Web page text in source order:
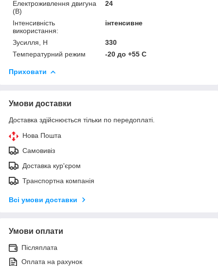
Електроживлення двигуна
(В)
24
Інтенсивність
використання:
інтенсивне
Зусилля, Н
330
Температурний режим
-20 до +55 С
Приховати
Умови доставки
Доставка здійснюється тільки по передоплаті.
Нова Пошта
Самовивіз
Доставка кур'єром
Транспортна компанія
Всі умови доставки
Умови оплати
Післяплата
Оплата на рахунок